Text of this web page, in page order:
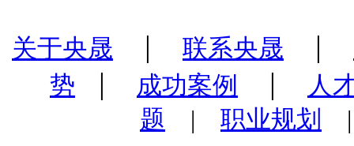
关于央晟 | 联系央晟 |
势
| 成功案例 |
人
题 | 职业规划